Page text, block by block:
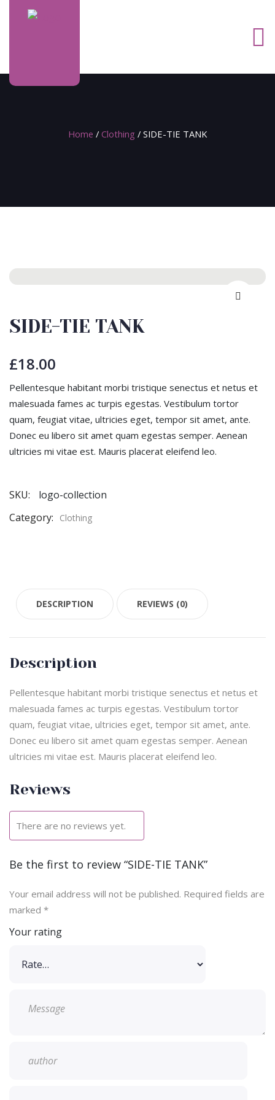
Home / Clothing / SIDE-TIE TANK
SIDE-TIE TANK
£18.00
Pellentesque habitant morbi tristique senectus et netus et
malesuada fames ac turpis egestas. Vestibulum tortor
quam, feugiat vitae, ultricies eget, tempor sit amet, ante.
Donec eu libero sit amet quam egestas semper. Aenean
ultricies mi vitae est. Mauris placerat eleifend leo.
SKU:
logo-collection
Category:
Clothing
DESCRIPTION REVIEWS (0)
Description
Pellentesque habitant morbi tristique senectus et netus et
malesuada fames ac turpis egestas. Vestibulum tortor
quam, feugiat vitae, ultricies eget, tempor sit amet, ante.
Donec eu libero sit amet quam egestas semper. Aenean
ultricies mi vitae est. Mauris placerat eleifend leo.
Reviews
There are no reviews yet.
Be the first to review “SIDE-TIE TANK”
Your email address will not be published. Required fields are
marked *
Your rating